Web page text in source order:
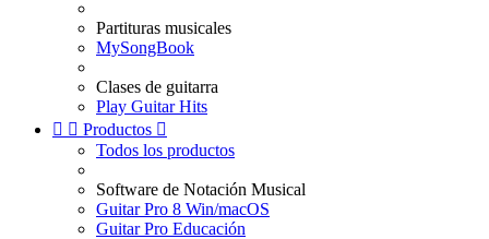
Partituras musicales
MySongBook
Clases de guitarra
Play Guitar Hits
  Productos 
Todos los productos
Software de Notación Musical
Guitar Pro 8 Win/macOS
Guitar Pro Educación